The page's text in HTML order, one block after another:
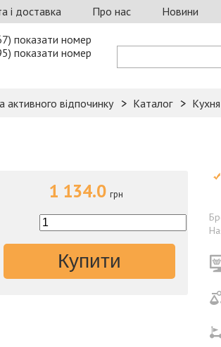
і доставка Про нас Новини
показати номер
показати номер
активного відпочинку Каталог Кухня
1 134.0 грн
Купити